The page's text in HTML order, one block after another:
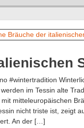
#wintertradition
im Tessin alte
mit mitteleuropäischen
nicht triste ist, zeigt
An der […]